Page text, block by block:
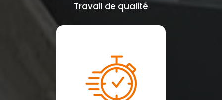
Travail de qualité